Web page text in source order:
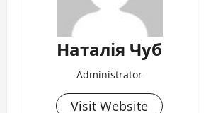
Наталія Чуб
Administrator
Visit Website